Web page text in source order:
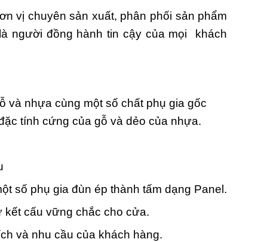
vị chuyên sản xuất, phân phối sản phẩm
người đồng hành tin cậy của mọi khách
và nhựa cùng một số chất phụ gia gốc
tính cứng của gỗ và dẻo của nhựa.
số phụ gia đùn ép thành tấm dạng Panel.
kết cấu vững chắc cho cửa.
và nhu cầu của khách hàng.